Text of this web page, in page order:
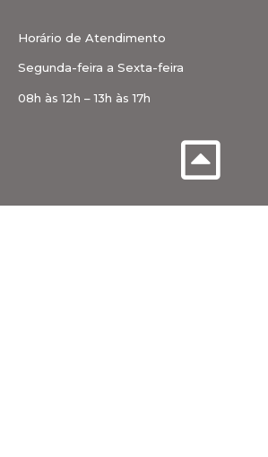
Horário de Atendimento
Segunda-feira a Sexta-feira
08h às 12h – 13h às 17h